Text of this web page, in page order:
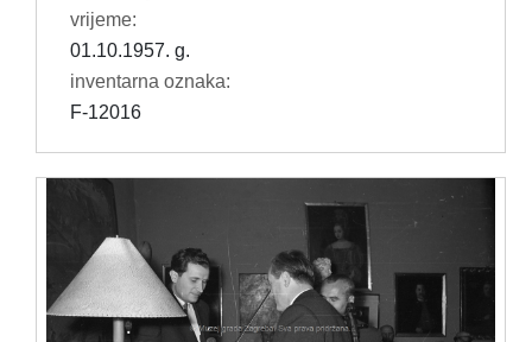
vrijeme:
01.10.1957. g.
inventarna oznaka:
F-12016